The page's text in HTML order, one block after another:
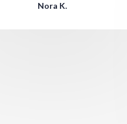
Nora K.